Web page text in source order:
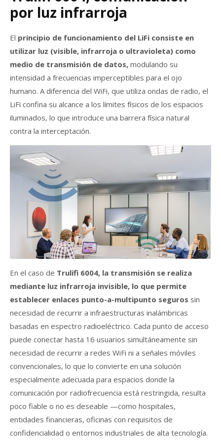
por luz infrarroja
El principio de funcionamiento del LiFi consiste en
utilizar luz (visible, infrarroja o ultravioleta) como
medio de transmisión de datos, modulando su
intensidad a frecuencias imperceptibles para el ojo
humano. A diferencia del WiFi, que utiliza ondas de radio, el
LiFi confina su alcance a los límites físicos de los espacios
iluminados, lo que introduce una barrera física natural
contra la interceptación.
En el caso de Trulifi 6004, la transmisión se realiza
mediante luz infrarroja invisible, lo que permite
establecer enlaces punto-a-multipunto seguros sin
necesidad de recurrir a infraestructuras inalámbricas
basadas en espectro radioeléctrico. Cada punto de acceso
puede conectar hasta 16 usuarios simultáneamente sin
necesidad de recurrir a redes WiFi ni a señales móviles
convencionales, lo que lo convierte en una solución
especialmente adecuada para espacios donde la
comunicación por radiofrecuencia está restringida, resulta
poco fiable o no es deseable —como hospitales,
entidades financieras, oficinas con requisitos de
confidencialidad o entornos industriales de alta tecnología.